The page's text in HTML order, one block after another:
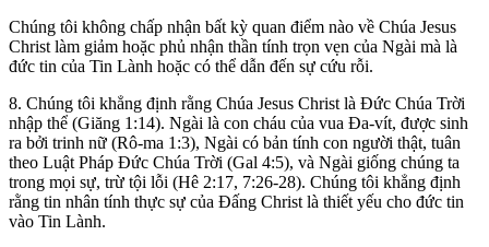
Chúng tôi không chấp nhận bất kỳ quan điểm nào về Chúa Jesus
Christ làm giảm hoặc phủ nhận thần tính trọn vẹn của Ngài mà là
đức tin của Tin Lành hoặc có thể dẫn đến sự cứu rỗi.
8. Chúng tôi khẳng định rằng Chúa Jesus Christ là Đức Chúa Trời
nhập thể (Giăng 1:14). Ngài là con cháu của vua Đa-vít, được sinh
ra bởi trinh nữ (Rô-ma 1:3), Ngài có bản tính con người thật, tuân
theo Luật Pháp Đức Chúa Trời (Gal 4:5), và Ngài giống chúng ta
trong mọi sự, trừ tội lỗi (Hê 2:17, 7:26-28). Chúng tôi khẳng định
rằng tin nhân tính thực sự của Đấng Christ là thiết yếu cho đức tin
vào Tin Lành.